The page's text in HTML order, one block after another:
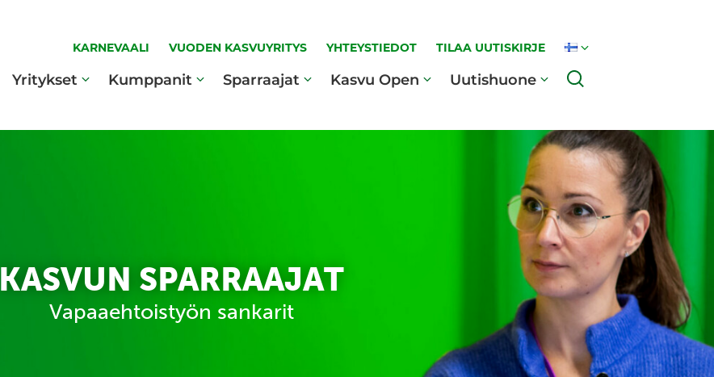
KARNEVAALI VUODEN KASVUYRITYS YHTEYSTIEDOT TILAA UUTISKIRJE
Yritykset Kumppanit Sparraajat Kasvu Open Uutishuone
KASVUN SPARRAAJAT
Vapaaehtoistyön sankarit